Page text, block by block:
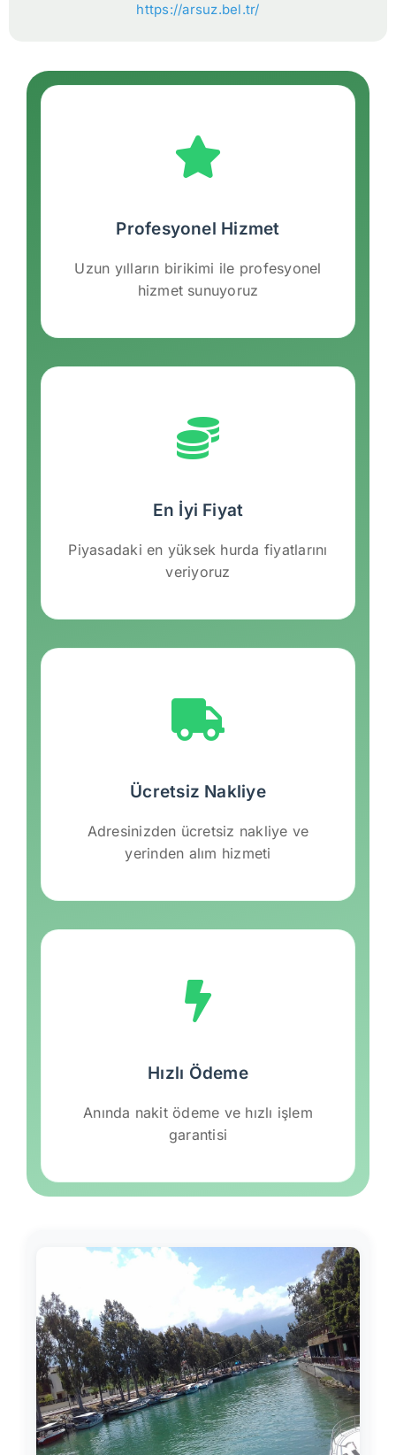
https://arsuz.bel.tr/
Profesyonel Hizmet
Uzun yılların birikimi ile profesyonel
hizmet sunuyoruz
En İyi Fiyat
Piyasadaki en yüksek hurda fiyatlarını
veriyoruz
Ücretsiz Nakliye
Adresinizden ücretsiz nakliye ve
yerinden alım hizmeti
Hızlı Ödeme
Anında nakit ödeme ve hızlı işlem
garantisi